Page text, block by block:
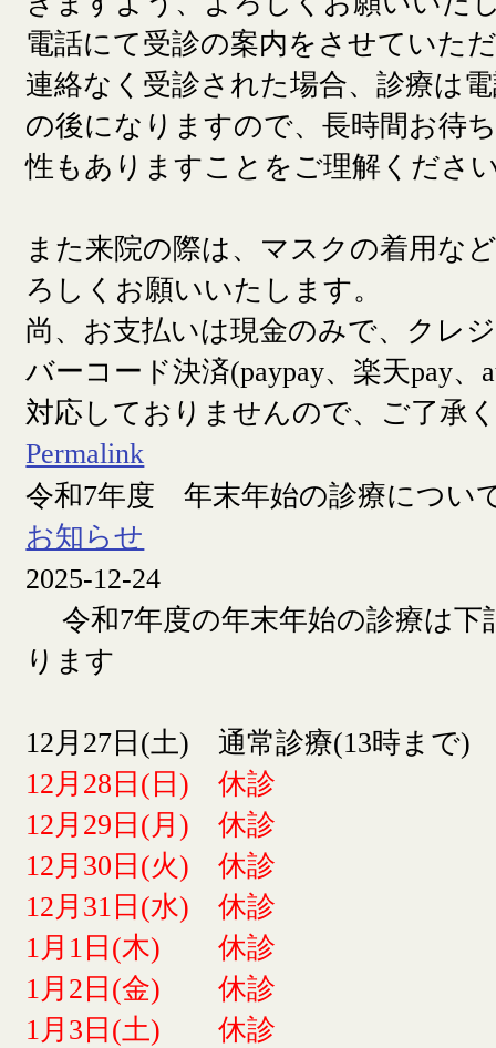
電話にて受診の案内をさせていた
連絡なく受診された場合、診療は
の後になりますので、長時間お待
性もありますことをご理解くださ
また来院の際は、マスクの着用な
ろしくお願いいたします。
尚、お支払いは現金のみで、クレ
バーコード決済(paypay、楽天pay、
対応しておりませんので、ご了承
Permalink
令和7年度 年末年始の診療につい
お知らせ
2025-12-24
令和7年度の年末年始の診療は下
ります
12月27日(土) 通常診療(13時まで)
12月28日(日) 休診
12月29日(月) 休診
12月30日(火) 休診
12月31日(水) 休診
1月1日(木) 休診
1月2日(金) 休診
1月3日(土) 休診